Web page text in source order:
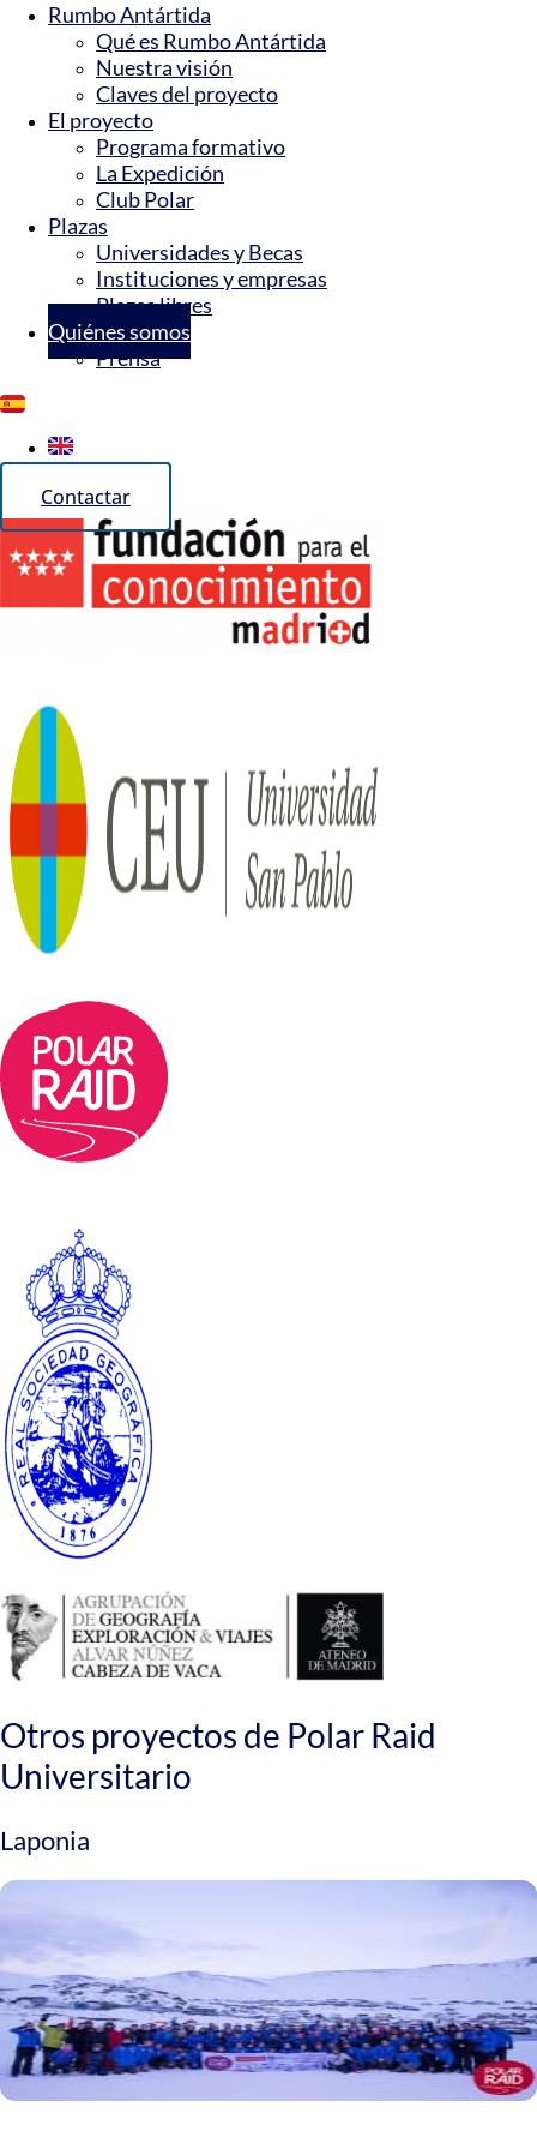
Rumbo Antártida
Qué es Rumbo Antártida
Nuestra visión
Claves del proyecto
El proyecto
Programa formativo
La Expedición
Club Polar
Plazas
Universidades y Becas
Instituciones y empresas
Plazas libres
Quiénes somos
Prensa
Contactar
Otros proyectos de Polar Raid
Universitario
Laponia